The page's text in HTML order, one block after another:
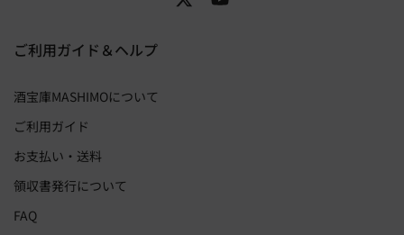
ご利用ガイド＆ヘルプ
酒宝庫MASHIMOについて
ご利用ガイド
お支払い・送料
領収書発行について
FAQ